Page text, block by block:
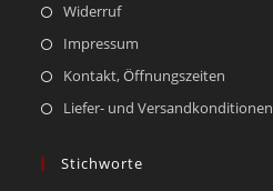
Widerruf
Impressum
Kontakt, Öffnungszeiten
Liefer- und Versandkonditionen
Stichworte